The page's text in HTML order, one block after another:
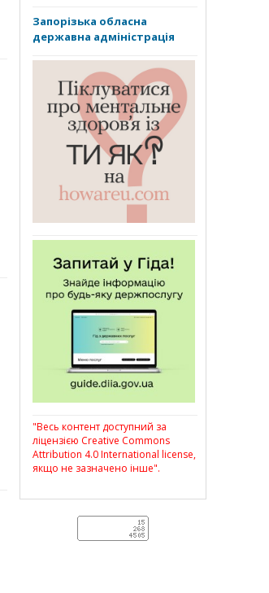
Запорізька обласна
державна адміністрація
"Весь контент доступний за
ліцензією Creative Commons
Attribution 4.0 International license,
якщо не зазначено інше".